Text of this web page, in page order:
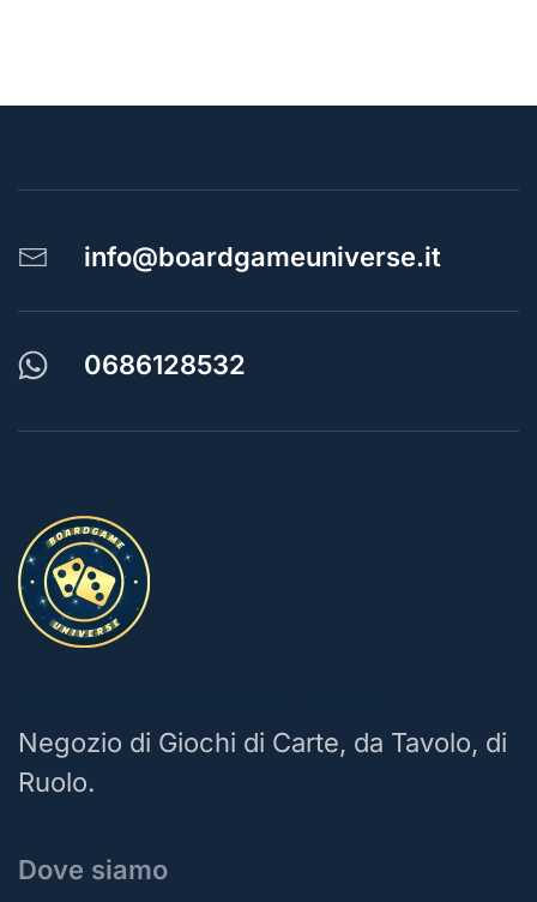
info@boardgameuniverse.it
0686128532
Negozio di Giochi di Carte, da Tavolo, di
Ruolo.
Dove siamo